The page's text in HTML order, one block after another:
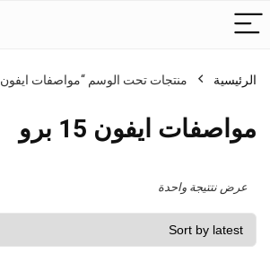
الرئيسية منتجات تحت الوسم “مواصفات ايفون 15 برو”
مواصفات ايفون 15 برو
عرض نتتيجة واحدة